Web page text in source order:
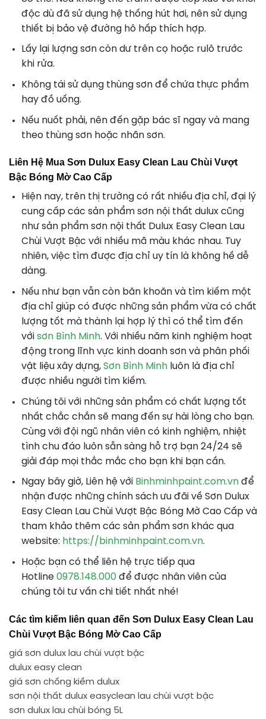
độc dù đã sử dụng hệ thống hút hơi, nên sử dụng
thiết bị bảo vệ đường hô hấp thích hợp.
Lấy lại lượng sơn còn dư trên cọ hoặc rulô trước
khi rửa.
Không tái sử dụng thùng sơn để chứa thực phẩm
hay đồ uống.
Nếu nuốt phải, nên đến gặp bác sĩ ngay và mang
theo thùng sơn hoặc nhãn sơn.
Liên Hệ Mua Sơn Dulux Easy Clean Lau Chùi Vượt
Bậc Bóng Mờ Cao Cấp
Hiện nay, trên thị trường có rất nhiều địa chỉ, đại lý
cung cấp các sản phẩmsơn nội thất duluxcũng
như sản phẩmsơn nội thất Dulux Easy Clean Lau
Chùi Vượt Bậc với nhiều mã màu khác nhau. Tuy
nhiên, việc tìm được địa chỉ uy tín là không hề dễ
dàng.
Nếu như bạn vẫn còn băn khoăn và tìm kiếm một
địa chỉ giúp có được những sản phẩm vừa có chất
lượng tốt mà thành lại hợp lý thì có thể tìm đến
với sơn Bình Minh. Với nhiều năm kinh nghiệm hoạt
động trong lĩnh vực kinh doanh sơn và phân phối
vật liệu xây dựng, Sơn Bình Minhluôn là địa chỉ
được nhiều người tìm kiếm.
Chúng tôi với những sản phẩm có chất lượng tốt
nhất chắc chắn sẽ mang đến sự hài lòng cho bạn.
Cùng với đội ngũ nhân viên có kinh nghiệm, nhiệt
tình chu đáo luôn sẵn sàng hỗ trợ bạn 24/24 sẽ
giải đáp mọi thắc mắc cho bạn khi bạn cần.
Ngay bây giờ, Liên hệ với Binhminhpaint.com.vn để
nhận được những chính sách ưu đãi về Sơn Dulux
Easy Clean Lau Chùi Vượt Bậc Bóng Mờ Cao Cấp và
tham khảo thêm các sản phẩm sơn khác qua
website: https://binhminhpaint.com.vn.
Hoặc bạn có thể liên hệ trực tiếp qua
Hotline 0978.148.000 để được nhân viên của
chúng tôi tư vấn chi tiết nhất nhé!
Các tìm kiếm liên quan đến Sơn Dulux Easy Clean Lau
Chùi Vượt Bậc Bóng Mờ Cao Cấp
giá sơn dulux lau chùi vượt bậc
dulux easy clean
giá sơn chống kiềm dulux
sơn nội thất dulux easyclean lau chùi vượt bậc
sơn dulux lau chùi bóng 5L